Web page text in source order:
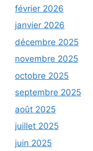
février 2026
janvier 2026
décembre 2025
novembre 2025
octobre 2025
septembre 2025
août 2025
juillet 2025
juin 2025